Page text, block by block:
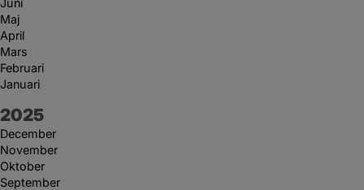
Maj
April
Mars
Februari
Januari
År:
2025
December
November
Oktober
September